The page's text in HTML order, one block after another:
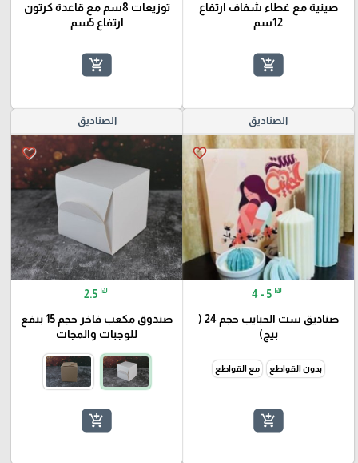
صينية مع غطاء شفاف ارتفاع
12سم
add_shopping_cart
توزيعات 8سم مع قاعدة كرتون
ارتفاع 5سم
add_shopping_cart
الصناديق
favorite_border
4 - 5 ₪
صناديق ست الحبايب حجم 24 (
بيج)
بدون القواطع مع القواطع
add_shopping_cart
الصناديق
favorite_border
2.5 ₪
صندوق مكعب فاخر حجم 15 بنفع
للوجبات والمجات
add_shopping_cart